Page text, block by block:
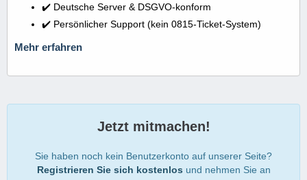
✔️ Deutsche Server & DSGVO-konform
✔️ Persönlicher Support (kein 0815-Ticket-System)
Mehr erfahren
Jetzt mitmachen!
Sie haben noch kein Benutzerkonto auf unserer Seite?
Registrieren Sie sich kostenlos und nehmen Sie an